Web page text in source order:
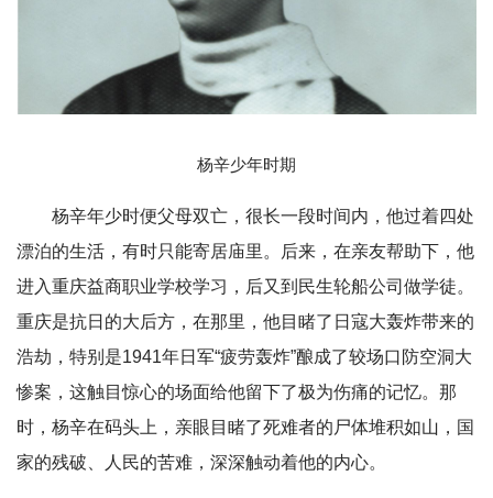
杨辛少年时期
杨辛年少时便父母双亡，很长一段时间内，他过着四处
漂泊的生活，有时只能寄居庙里。后来，在亲友帮助下，他
进入重庆益商职业学校学习，后又到民生轮船公司做学徒。
重庆是抗日的大后方，在那里，他目睹了日寇大轰炸带来的
浩劫，特别是1941年日军“疲劳轰炸”酿成了较场口防空洞大
惨案， 这触目惊心的场面给他留下了极为伤痛的记忆。 那
时，杨辛在码头上，亲眼目睹了死难者的尸体堆积如山，国
家的残破、人民的苦难，深深触动着他的内心。